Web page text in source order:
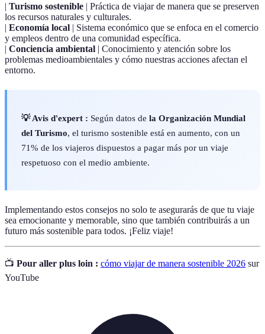
| Turismo sostenible | Práctica de viajar de manera que se preserven
los recursos naturales y culturales.
| Economía local | Sistema económico que se enfoca en el comercio
y empleos dentro de una comunidad específica.
| Conciencia ambiental | Conocimiento y atención sobre los
problemas medioambientales y cómo nuestras acciones afectan el
entorno.
💡 Avis d'expert : Según datos de la Organización Mundial
del Turismo, el turismo sostenible está en aumento, con un
71% de los viajeros dispuestos a pagar más por un viaje
respetuoso con el medio ambiente.
Implementando estos consejos no solo te asegurarás de que tu viaje
sea emocionante y memorable, sino que también contribuirás a un
futuro más sostenible para todos. ¡Feliz viaje!
📺 Pour aller plus loin : cómo viajar de manera sostenible 2026 sur
YouTube